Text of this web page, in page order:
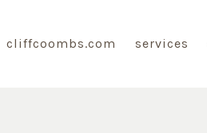
cliffcoombs.com services